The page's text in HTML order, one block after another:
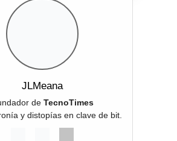
JLMeana
de TecnoTimes
y distopías en clave de bit.